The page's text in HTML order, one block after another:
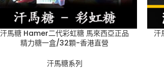
汗馬糖 Hamer二代彩虹糖 馬來西亞正品
精力糖一盒/32顆-香港直營
汗馬糖系列
汗